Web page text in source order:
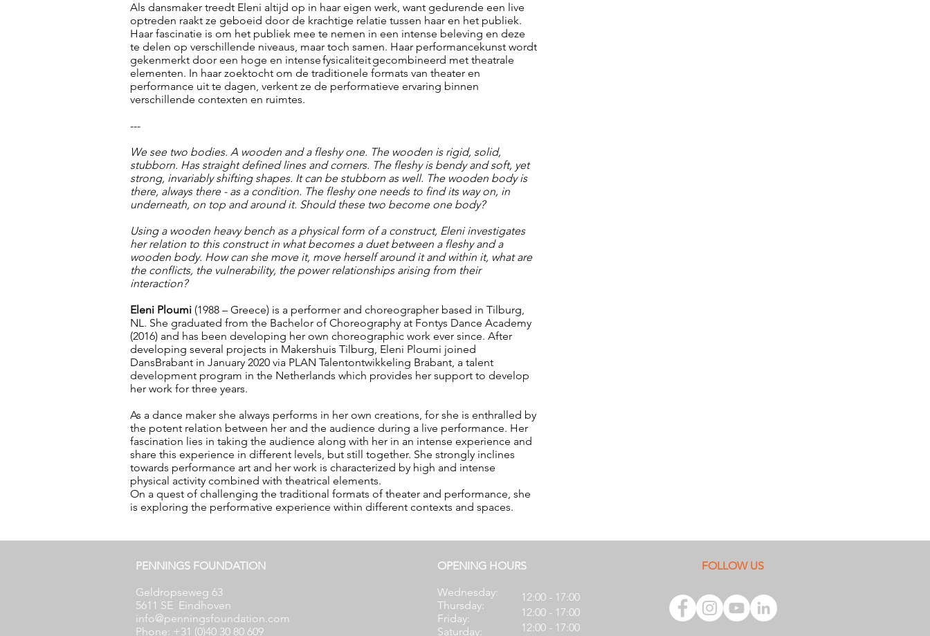
Als dansmaker treedt Eleni altijd op in haar eigen werk, want gedurende een live
optreden raakt ze geboeid door de krachtige relatie tussen haar en het publiek.
Haar fascinatie is om het publiek mee te nemen in een intense beleving en deze
te delen op verschillende niveaus, maar toch samen. Haar performancekunst wordt
gekenmerkt door een hoge en intense fysicaliteit gecombineerd met theatrale
elementen. In haar zoektocht om de traditionele formats van theater en
performance uit te dagen, verkent ze de performatieve ervaring binnen
verschillende contexten en ruimtes.
---
We see two bodies. A wooden and a fleshy one. The wooden is rigid, solid,
stubborn. Has straight defined lines and corners. The fleshy is bendy and soft, yet
strong, invariably shifting shapes. It can be stubborn as well. The wooden body is
there, always there - as a condition. The fleshy one needs to find its way on, in
underneath, on top and around it. Should these two become one body?
Using a wooden heavy bench as a physical form of a construct, Eleni investigates
her relation to this construct in what becomes a duet between a fleshy and a
wooden body. How can she move it, move herself around it and within it, what are
the conflicts, the vulnerability, the power relationships arising from their
interaction?
Eleni Ploumi (1988 – Greece) is a performer and choreographer based in Tilburg,
NL. She graduated from the Bachelor of Choreography at Fontys Dance Academy
(2016) and has been developing her own choreographic work ever since. After
developing several projects in Makershuis Tilburg, Eleni Ploumi joined
DansBrabant in January 2020 via PLAN Talentontwikkeling Brabant, a talent
development program in the Netherlands which provides her support to develop
her work for three years.
As a dance maker she always performs in her own creations, for she is enthralled by
the potent relation between her and the audience during a live performance. Her
fascination lies in taking the audience along with her in an intense experience and
share this experience in different levels, but still together. She strongly inclines
towards performance art and her work is characterized by high and intense
physical activity combined with theatrical elements.
On a quest of challenging the traditional formats of theater and performance, she
is exploring the performative experience within different contexts and spaces.
PENNINGS FOUNDATION
Geldropseweg 63
5611 SE Eindhoven
info@penningsfoundation.com
Phone: +31 (0)40 30 80 609
OPENING HOURS
Wednesday:
Thursday:
Friday:
Saturday:
12:00 - 17:00
12:00 - 17:00
12:00 - 17:00
FOLLOW US